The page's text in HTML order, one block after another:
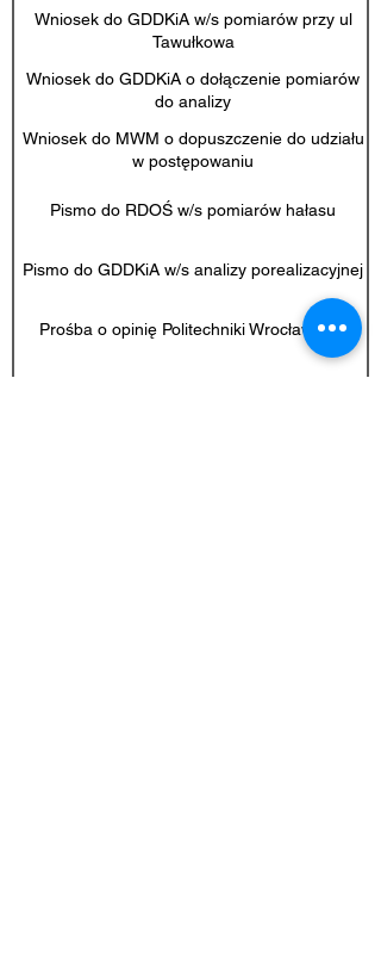
Wniosek do GDDKiA w/s pomiarów przy ul
Tawułkowa
Wniosek do GDDKiA o dołączenie pomiarów
do analizy
Wniosek do MWM o dopuszczenie do udziału
w postępowaniu
Pismo do RDOŚ w/s pomiarów hałasu
Pismo do GDDKiA w/s analizy porealizacyjnej
Prośba o opinię Politechniki Wrocławskiej